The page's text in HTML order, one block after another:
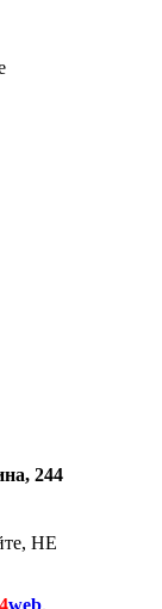
244
НЕ
4web.